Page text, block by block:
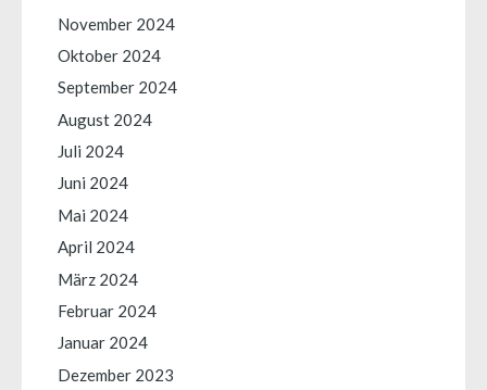
November 2024
Oktober 2024
September 2024
August 2024
Juli 2024
Juni 2024
Mai 2024
April 2024
März 2024
Februar 2024
Januar 2024
Dezember 2023